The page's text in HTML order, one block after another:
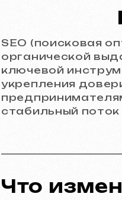
SEO (поисковая
органической
ключевой
укрепления
стабильный
Что